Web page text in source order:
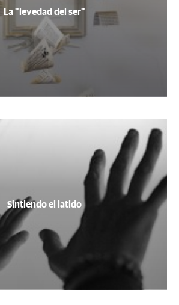
La "levedad del ser"
Sintiendo el latido